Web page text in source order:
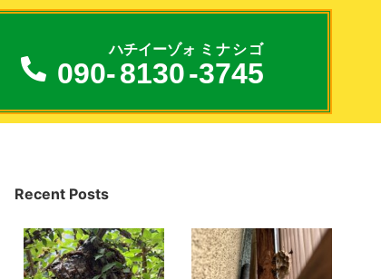
090-8130
ハチイーゾォ
-3745
ミナシゴ
Recent Posts